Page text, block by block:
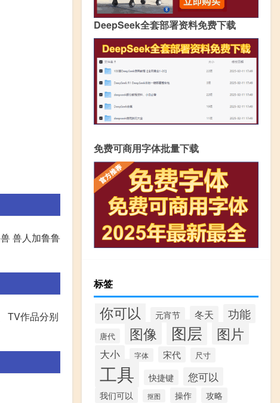
兽人加鲁鲁
TV作品分别
DeepSeek全套部署资料免费下载
免费可商用字体批量下载
标签
你可以 元宵节 冬天 功能
唐代 图像 图层 图片
大小 字体 宋代 尺寸
工具 快捷键 您可以
我们可以 抠图 操作 攻略